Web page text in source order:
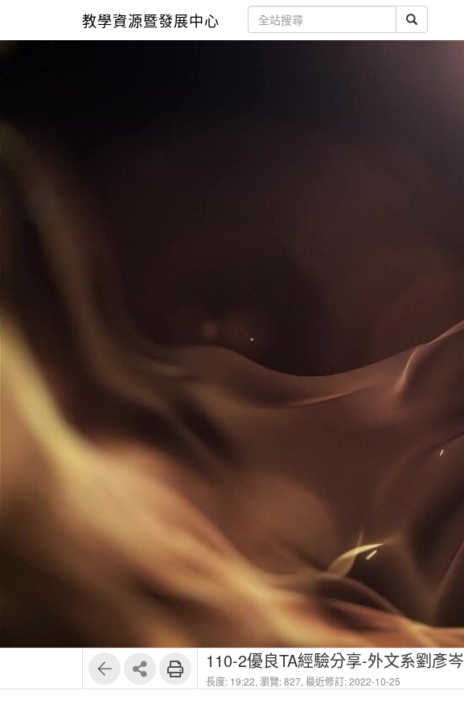
教學資源暨發展中心
110-2優良TA經驗分享-外文系劉彥岑
長度: 19:22, 瀏覽: 827, 最近修訂: 2022-10-25